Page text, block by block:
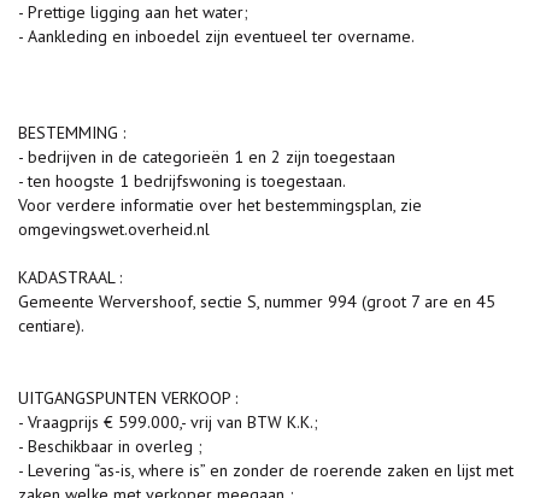
- Prettige ligging aan het water;
- Aankleding en inboedel zijn eventueel ter overname.
BESTEMMING :
- bedrijven in de categorieën 1 en 2 zijn toegestaan
- ten hoogste 1 bedrijfswoning is toegestaan.
Voor verdere informatie over het bestemmingsplan, zie
omgevingswet.overheid.nl
KADASTRAAL :
Gemeente Wervershoof, sectie S, nummer 994 (groot 7 are en 45
centiare).
UITGANGSPUNTEN VERKOOP :
- Vraagprijs € 599.000,- vrij van BTW K.K.;
- Beschikbaar in overleg ;
- Levering “as-is, where is” en zonder de roerende zaken en lijst met